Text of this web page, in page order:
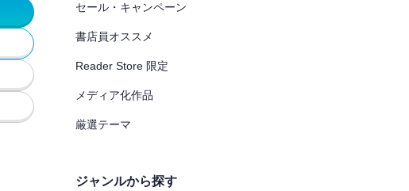
セール・キャンペーン
書店員オススメ
Reader Store 限定
メディア化作品
厳選テーマ
ジャンルから探す